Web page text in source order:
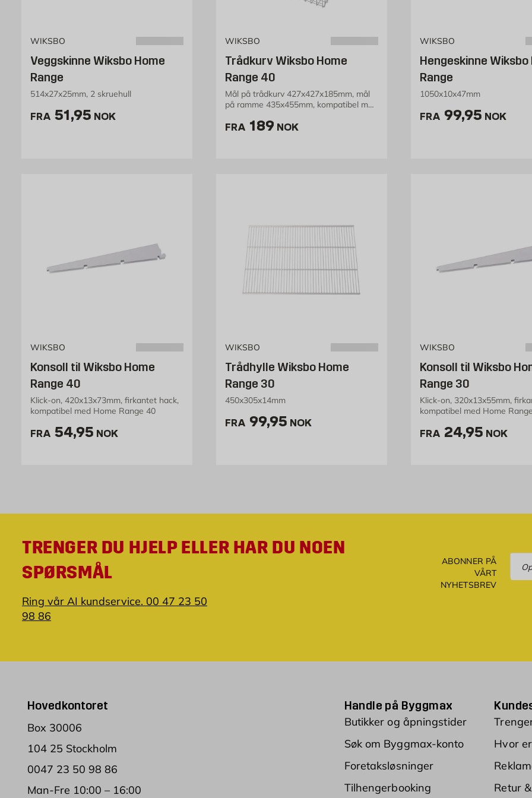
WIKSBO
Veggskinne Wiksbo Home
Range
514x27x25mm, 2 skruehull
FRA Pris 51.95 NOK /stk
51,95 NOK
WIKSBO
Trådkurv Wiksbo Home
Range 40
Mål på trådkurv 427x427x185mm, mål
på ramme 435x455mm, kompatibel med
FRA Pris 189 NOK /stk
189 NOK
WIKSBO
Hengeskinne Wiksbo
Range
1050x10x47mm
FRA Pris 99.95
99,95 NOK
WIKSBO
Konsoll til Wiksbo Home
Range 40
Klick-on, 420x13x73mm, firkantet hack,
kompatibel med Home Range 40
FRA Pris 54.95 NOK /stk
54,95 NOK
WIKSBO
Trådhylle Wiksbo Home
Range 30
450x305x14mm
FRA Pris 99.95 NOK /stk
99,95 NOK
WIKSBO
Konsoll til Wiksbo
Range 30
Klick-on, 320x13x55mm,
kompatibel med Home
FRA Pris 24.95
24,95 NOK
TRENGER DU HJELP ELLER HAR DU NOEN
SPØRSMÅL
Ring vår AI kundservice. 00 47 23 50
98 86
ABONNER PÅ
VÅRT
NYHETSBREV
Hovedkontoret
Box 30006
104 25 Stockholm
0047 23 50 98 86
Man-Fre 10:00 – 16:00
Handle på Byggmax
Butikker og åpningstider
Søk om Byggmax-konto
Foretaksløsninger
Tilhengerbooking
Hvor
Retur